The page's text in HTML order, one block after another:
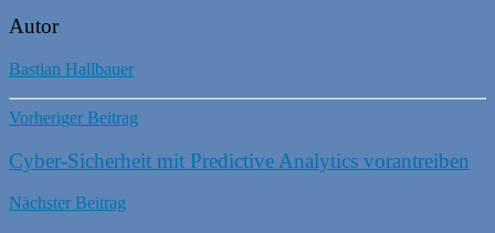
Autor
Bastian Hallbauer
Vorheriger Beitrag
Cyber-Sicherheit mit Predictive Analytics vorantreiben
Nächster Beitrag